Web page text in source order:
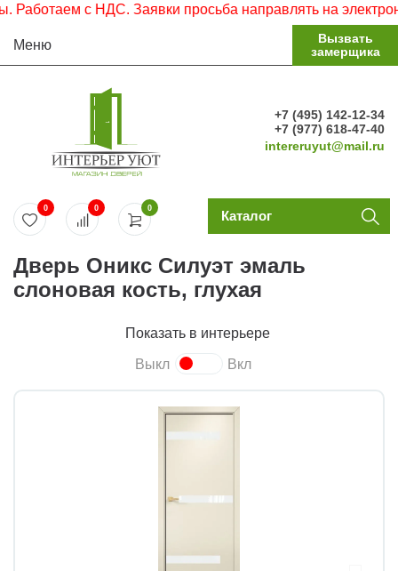
с НДС. Заявки просьба направлять на
Меню
Вызвать
замерщика
+7 (495) 142-12-34
+7 (977) 618-47-40
intereruyut@mail.ru
0
0 0 Каталог
Дверь Оникс Силуэт эмаль
слоновая кость, глухая
Показать в интерьере
Выкл Вкл